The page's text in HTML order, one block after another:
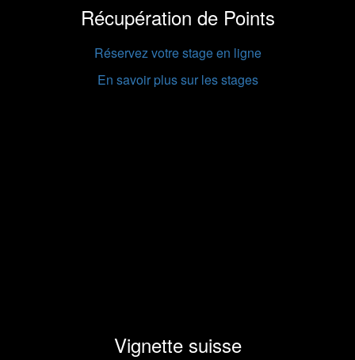
Récupération de Points
Réservez votre stage en ligne
En savoir plus sur les stages
Vignette suisse